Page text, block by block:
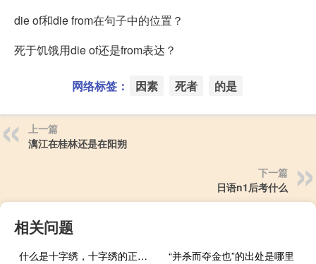
die of和die from在句子中的位置？
死于饥饿用die of还是from表达？
网络标签： 因素 死者 的是
上一篇
漓江在桂林还是在阳朔
下一篇
日语n1后考什么
相关问题
什么是十字绣，十字绣的正确绣法是怎样绣的？
“并杀而夺金也”的出处是哪里